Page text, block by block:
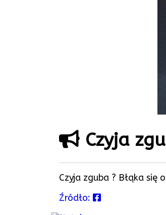
Czyja
Czyja zguba ? Błąka się
Źródło: